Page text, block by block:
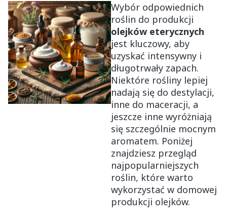
Wybór odpowiednich
roślin do produkcji
olejków eterycznych
jest kluczowy, aby
uzyskać intensywny i
długotrwały zapach.
Niektóre rośliny lepiej
nadają się do destylacji,
inne do maceracji, a
jeszcze inne wyróżniają
się szczególnie mocnym
aromatem. Poniżej
znajdziesz przegląd
najpopularniejszych
roślin, które warto
wykorzystać w domowej
produkcji olejków.